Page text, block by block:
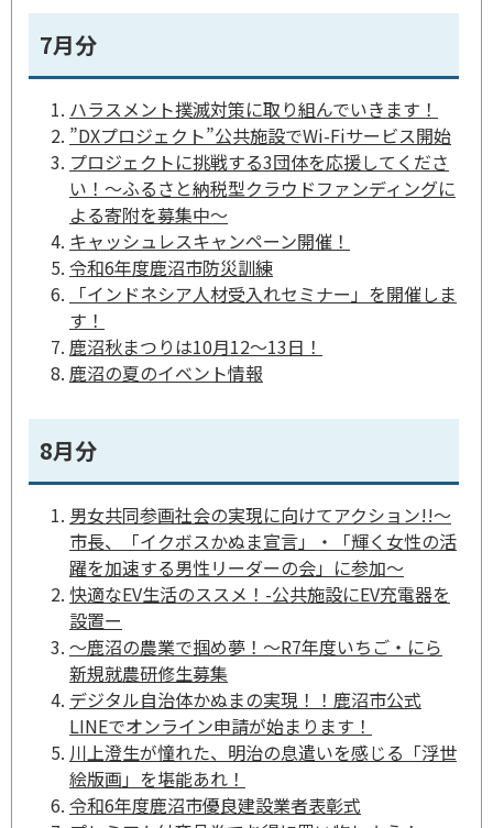
7月分
ハラスメント撲滅対策に取り組んでいきます！
”DXプロジェクト”公共施設でWi-Fiサービス開始
プロジェクトに挑戦する3団体を応援してくださ
い！～ふるさと納税型クラウドファンディングに
よる寄附を募集中～
キャッシュレスキャンペーン開催！
令和6年度鹿沼市防災訓練
「インドネシア人材受入れセミナー」を開催しま
す！
鹿沼秋まつりは10月12～13日！
鹿沼の夏のイベント情報
8月分
男女共同参画社会の実現に向けてアクション!!～
市長、「イクボスかぬま宣言」・「輝く女性の活
躍を加速する男性リーダーの会」に参加～
快適なEV生活のススメ！-公共施設にEV充電器を
設置ー
～鹿沼の農業で掴め夢！～R7年度いちご・にら
新規就農研修生募集
デジタル自治体かぬまの実現！！鹿沼市公式
LINEでオンライン申請が始まります！
川上澄生が憧れた、明治の息遣いを感じる「浮世
絵版画」を堪能あれ！
令和6年度鹿沼市優良建設業者表彰式